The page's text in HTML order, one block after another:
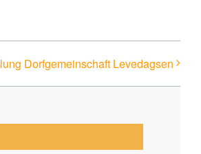
Dorfgemeinschaft Levedagsen